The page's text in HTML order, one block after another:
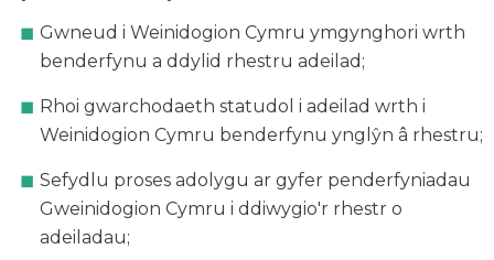
Gwneud i Weinidogion Cymru ymgynghori wrth
benderfynu a ddylid rhestru adeilad;
Rhoi gwarchodaeth statudol i adeilad wrth i
Weinidogion Cymru benderfynu ynglŷn â rhestru;
Sefydlu proses adolygu ar gyfer penderfyniadau
Gweinidogion Cymru i ddiwygio'r rhestr o
adeiladau;